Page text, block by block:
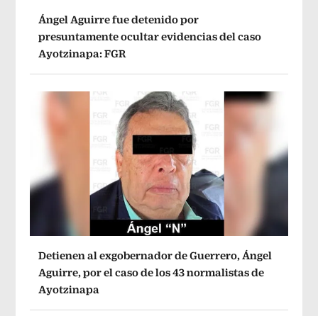
Ángel Aguirre fue detenido por
presuntamente ocultar evidencias del caso
Ayotzinapa: FGR
Detienen al exgobernador de Guerrero, Ángel
Aguirre, por el caso de los 43 normalistas de
Ayotzinapa